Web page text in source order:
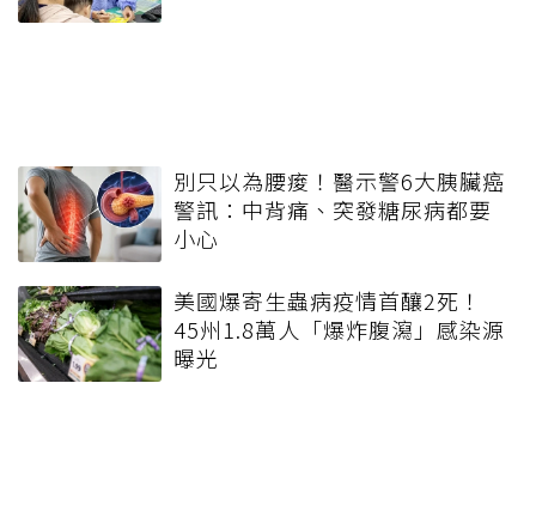
別只以為腰痠！醫示警6大胰臟癌
警訊：中背痛、突發糖尿病都要
小心
美國爆寄生蟲病疫情首釀2死！
45州1.8萬人「爆炸腹瀉」感染源
曝光